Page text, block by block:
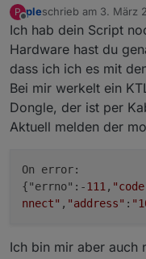
P
Offline
pleschrieb am 3. März
zuletzt editiert von
Ich hab dein Script
Hardware hast du
dass ich ich es mit
Bei mir werkelt ein
Dongle, der ist per
Aktuell melden der
On error:
{"errno":-111 ,
nnect" , "address" :
Ich bin mir aber auch